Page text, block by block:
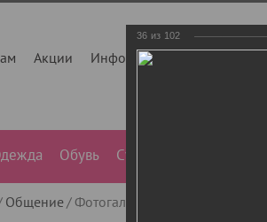
Акции Инфо О нас
Обувь Сумки
Общение Фотогалерея
36 из 102